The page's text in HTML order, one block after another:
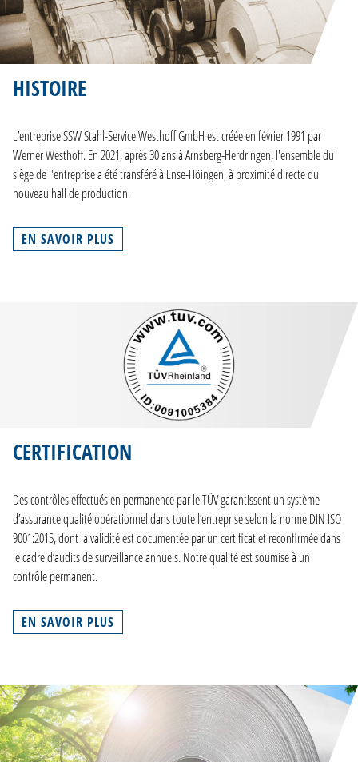
HISTOIRE
L’entreprise SSW Stahl-Service Westhoff GmbH est créée en février 1991 par
Werner Westhoff. En 2021, après 30 ans à Arnsberg-Herdringen, l'ensemble du
siège de l'entreprise a été transféré à Ense-Höingen, à proximité directe du
nouveau hall de production.
EN SAVOIR PLUS
CERTIFICATION
Des contrôles effectués en permanence par le TÜV garantissent un système
d’assurance qualité opérationnel dans toute l’entreprise selon la norme DIN ISO
9001:2015, dont la validité est documentée par un certificat et reconfirmée dans
le cadre d’audits de surveillance annuels. Notre qualité est soumise à un
contrôle permanent.
EN SAVOIR PLUS